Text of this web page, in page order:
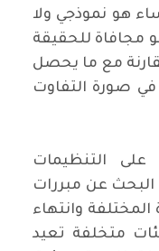
هو نموذجي ولا
مجافاة للحقيقة
مع ما يحصل
صورة التفاوت
التنظيمات
البحث عن مبررات
المختلفة وانتهاء
متخلفة تعيد